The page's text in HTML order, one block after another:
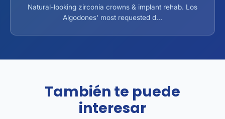
Natural-looking zirconia crowns & implant rehab. Los
Algodones' most requested d...
También te puede
interesar